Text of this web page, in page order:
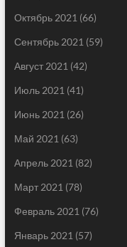
Октябрь 2021 (66)
Сентябрь 2021 (59)
Август 2021 (42)
Июль 2021 (41)
Июнь 2021 (26)
Май 2021 (63)
Апрель 2021 (82)
Март 2021 (78)
Февраль 2021 (76)
Январь 2021 (57)